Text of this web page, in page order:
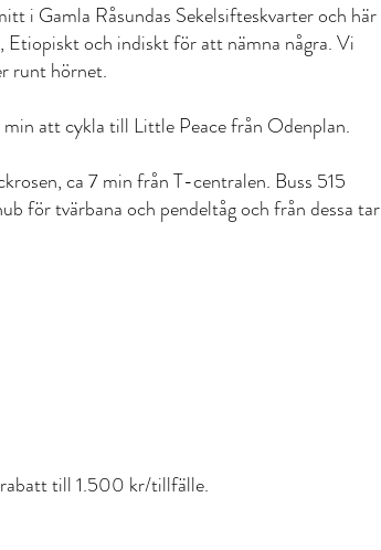
i Gamla Råsundas Sekelsifteskvarter och här
Etiopiskt och indiskt för att nämna några. Vi
runt hörnet.
att cykla till Little Peace från Odenplan.
ca 7 min från T-centralen. Buss 515
för tvärbana och pendeltåg och från dessa tar
rabatt till 1.500 kr/tillfälle.